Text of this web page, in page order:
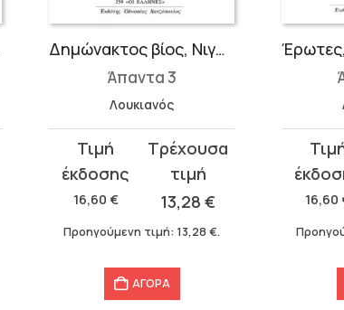
Δημώνακτος βίος, Νιγρίνος, Συμπόσιον ή Λαπίθαι, Βίων πράσις
Άπαντα 3
Λουκιανός
16,60 €
Original
price
was:
16,60 €.
13,28€
τρέχουσα
τιμή
είναι:
Προηγούμενη τιμή: 13,28€.
ΑΓΟΡΑ
16,60
Original
price
was:
16,60 €.
τιμή
είναι: